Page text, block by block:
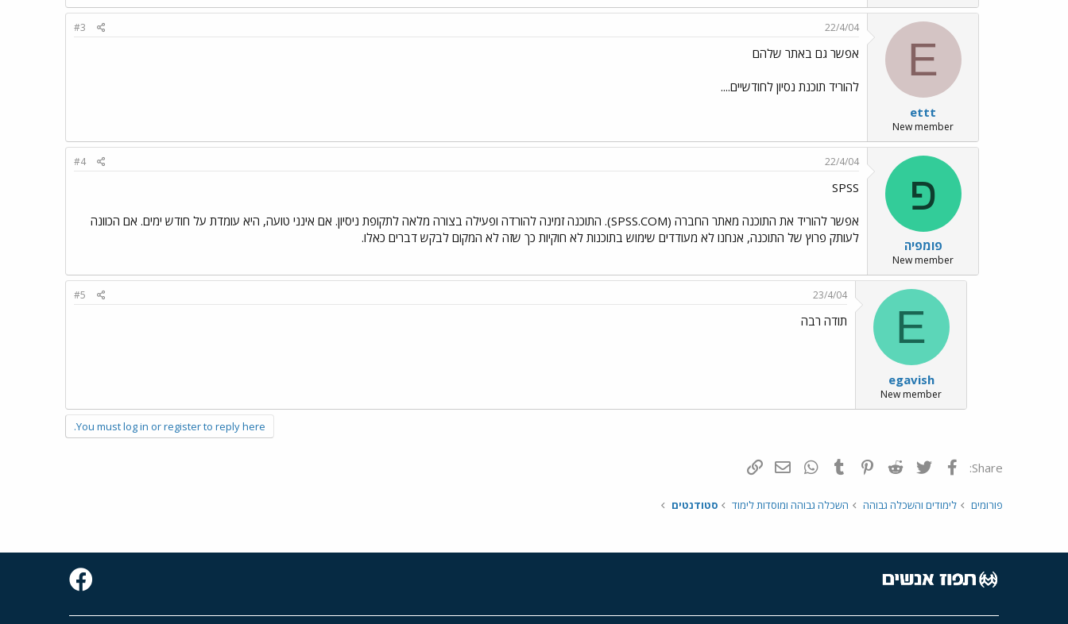
E
ettt
New member
22/4/04
#3
אפשר גם באתר שלהם
להוריד תוכנת נסיון לחודשיים....
פ
פומפיה
New member
22/4/04
#4
SPSS
אפשר להוריד את התוכנה מאתר החברה (SPSS.COM). התוכנה זמינה להורדה ופעילה בצורה מלאה לתקופת ניסיון. אם אינני טועה, היא עומדת על חודש ימים. אם הכוונה
לעותק פרוץ של התוכנה, אנחנו לא מעודדים שימוש בתוכנות לא חוקיות כך שזה לא המקום לבקש דברים כאלו.
E
egavish
New member
23/4/04
#5
תודה רבה
You must log in or register to reply here.
Share: פייסבוק Twitter
Reddit
Pinterest
Tumblr
WhatsAppדואר אלקטרוני
פורומים לימודים והשכלה גבוהה השכלה גבוהה ומוסדות לימוד סטודנטים